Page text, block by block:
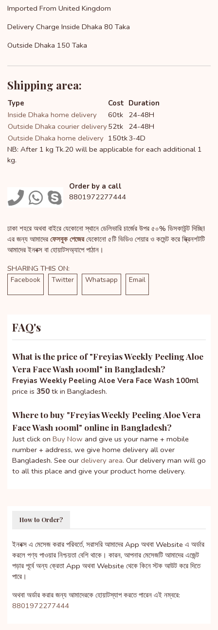
Imported From United Kingdom
Delivery Charge Inside Dhaka 80 Taka
Outside Dhaka 150 Taka
Shipping area:
Type Cost Duration
Inside Dhaka home delivery
60tk 24-48H
Outside Dhaka courier delivery52tk 24-48H
Outside Dhaka home delivery 150tk3-4D
NB: After 1 kg Tk.20 will be applicable for each additional 1
kg.
Order by a call
8801972277444
ঢাকা শহরে অথবা বাইরে যেকোনো স্থানে ডেলিভারি চার্জের উপর ৫০% ডিসকাউন্ট দিচ্ছি!
এর জন্য আমাদের ফেসবুক পেজেরযেকোনো ৫টি ভিডিও শেয়ার ও কমেন্ট করে স্ক্রিনশটটি
আমাদের ইনবক্স বা হোয়াটসঅ্যাপে পাঠান।
SHARING THIS ON:
Facebook Twitter Whatsapp Email
FAQ's
What is the price of "Freyias Weekly Peeling Aloe
Vera Face Wash 100ml" in Bangladesh?
Freyias Weekly Peeling Aloe Vera Face Wash 100ml
price is 350 tk in Bangladesh.
Where to buy "Freyias Weekly Peeling Aloe Vera
Face Wash 100ml" online in Bangladesh?
Just click on Buy Now and give us your name + mobile
number + address, we give home delivery all over
Bangladesh. See our delivery area. Our delivery man will go
to all this place and give your product home delivery.
How to Order?
ইনবক্স এ মেসেজ করার পরিবর্তে, সরাসরি আমাদের App অথবা Website এ অর্ডার
করলে পণ্য পাওয়ার নিশ্চয়তা বেশি থাকে। কারন, আপনার মেসেজটি আমাদের এজেন্ট
পড়ার পূর্বে অন্য ক্রেতা App অথবা Website থেকে কিনে স্টক আউট করে দিতে
পারে।
অথবা অর্ডার করার জন্য আমাদেরকে হোয়াটস্যাপ করতে পারেন এই নম্বরে:
8801972277444